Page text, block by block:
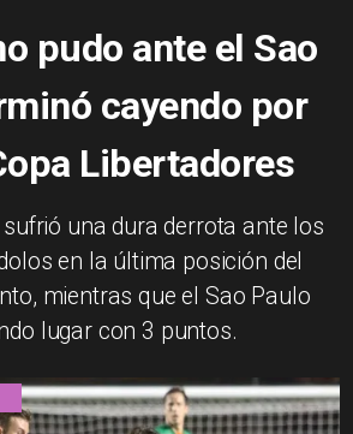
pudo ante el Sao
cayendo por
Libertadores
una dura derrota ante los
en la última posición del
mientras que el Sao Paulo
lugar con 3 puntos.